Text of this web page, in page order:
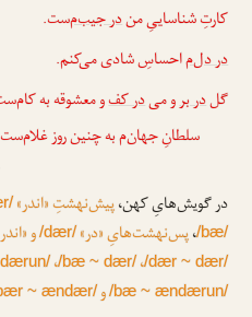
کارتِ شناساییِ مندر جیب‌م‌ست.
در دل‌ماحساسِ شادی می‌کنم.
گلدر برو میدر کفو معشوقه به
سلطانِ جهان‌م به چنین روز غلام‌ست
در گویش‌هایِ کهن،پیش‌نهشتِ «اندر»
/bæ/،پس‌نهشت‌هایِ «در»/dær/و
/dær ~ dær/،/bæ ~ dær/،
/bæ ~ ændærun/و~ ændær/